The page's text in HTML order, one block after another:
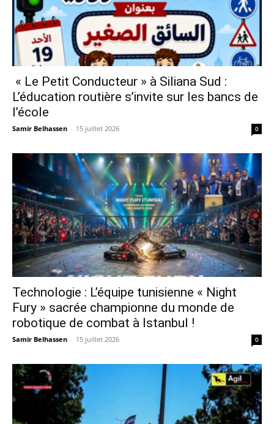
« Le Petit Conducteur » à Siliana Sud :
L’éducation routière s’invite sur les bancs de
l’école
Samir Belhassen - 15 juillet 2026 0
Technologie : L’équipe tunisienne « Night
Fury » sacrée championne du monde de
robotique de combat à Istanbul !
Samir Belhassen - 15 juillet 2026 0